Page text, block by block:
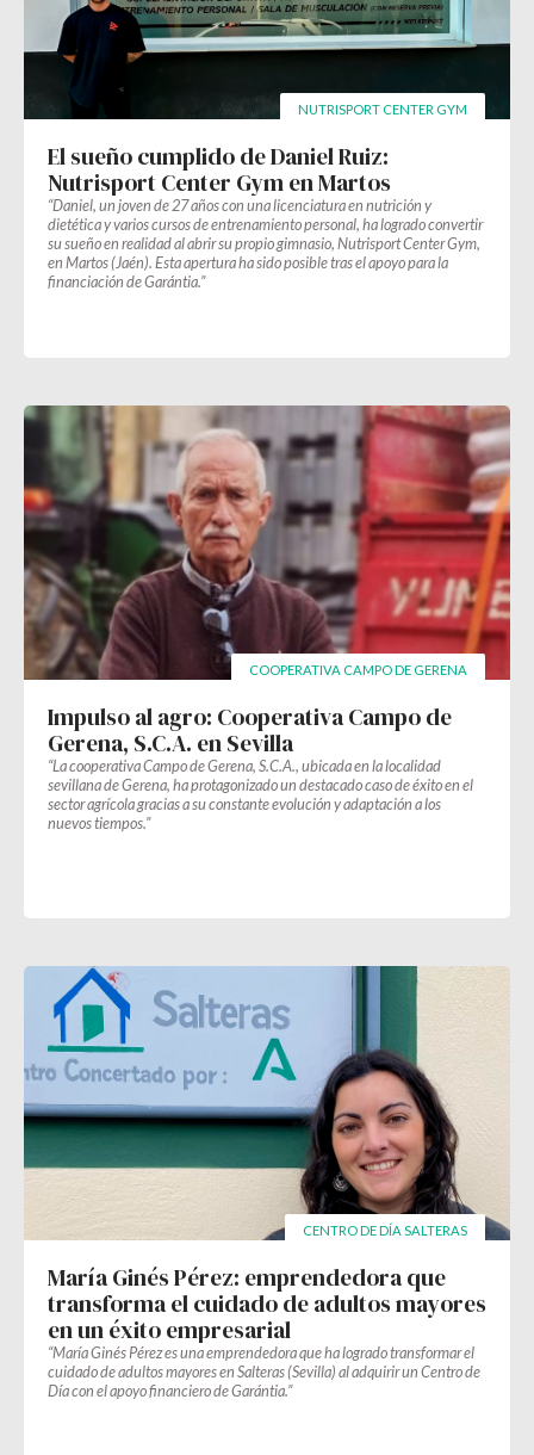
NUTRISPORT CENTER GYM
El sueño cumplido de Daniel Ruiz:
Nutrisport Center Gym en Martos
“Daniel, un joven de 27 años con una licenciatura en nutrición y
dietética y varios cursos de entrenamiento personal, ha logrado convertir
su sueño en realidad al abrir su propio gimnasio, Nutrisport Center Gym,
en Martos (Jaén). Esta apertura ha sido posible tras el apoyo para la
financiación de Garántia.”
COOPERATIVA CAMPO DE GERENA
Impulso al agro: Cooperativa Campo de
Gerena, S.C.A. en Sevilla
“La cooperativa Campo de Gerena, S.C.A., ubicada en la localidad
sevillana de Gerena, ha protagonizado un destacado caso de éxito en el
sector agrícola gracias a su constante evolución y adaptación a los
nuevos tiempos.”
CENTRO DE DÍA SALTERAS
María Ginés Pérez: emprendedora que
transforma el cuidado de adultos mayores
en un éxito empresarial
“María Ginés Pérez es una emprendedora que ha logrado transformar el
cuidado de adultos mayores en Salteras (Sevilla) al adquirir un Centro de
Día con el apoyo financiero de Garántia.”